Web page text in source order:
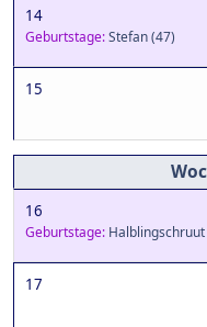
14
Geburtstage:Stefan(47)
15
16
Geburtstage: Halblingschruut
17